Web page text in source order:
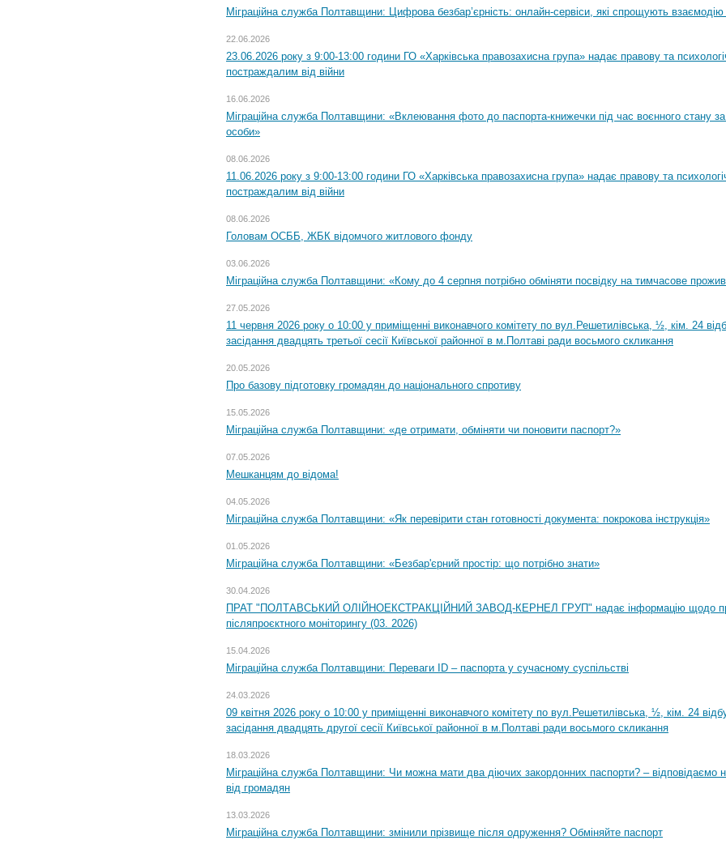
Міграційна служба Полтавщини: Цифрова безбар’єрність: онлайн-сервіси, які спрощують
22.06.2026
23.06.2026 року з 9:00-13:00 години ГО «Харківська правозахисна група» надає правову та
постраждалим від війни
16.06.2026
Міграційна служба Полтавщини: «Вклеювання фото до паспорта-книжечки під час воєнного стану
особи»
08.06.2026
11.06.2026 року з 9:00-13:00 години ГО «Харківська правозахисна група» надає правову та
постраждалим від війни
08.06.2026
Головам ОСББ, ЖБК відомчого житлового фонду
03.06.2026
Міграційна служба Полтавщини: «Кому до 4 серпня потрібно обміняти посвідку на тимчасове
27.05.2026
11 червня 2026 року о 10:00 у приміщенні виконавчого комітету по вул.Решетилівська, ½, кім. 24
засідання двадцять третьої сесії Київської районної в м.Полтаві ради восьмого скликання
20.05.2026
Про базову підготовку громадян до національного спротиву
15.05.2026
Міграційна служба Полтавщини: «де отримати, обміняти чи поновити паспорт?»
07.05.2026
Мешканцям до відома!
04.05.2026
Міграційна служба Полтавщини: «Як перевірити стан готовності документа: покрокова інструкція»
01.05.2026
Міграційна служба Полтавщини: «Безбар'єрний простір: що потрібно знати»
30.04.2026
ПРАТ "ПОЛТАВСЬКИЙ ОЛІЙНОЕКСТРАКЦІЙНИЙ ЗАВОД-КЕРНЕЛ ГРУП" надає інформацію щодо
післяпроєктного моніторингу (03. 2026)
15.04.2026
Міграційна служба Полтавщини: Переваги ID – паспорта у сучасному суспільстві
24.03.2026
09 квітня 2026 року о 10:00 у приміщенні виконавчого комітету по вул.Решетилівська, ½, кім. 24
засідання двадцять другої сесії Київської районної в м.Полтаві ради восьмого скликання
18.03.2026
Міграційна служба Полтавщини: Чи можна мати два діючих закордонних паспорти? – відповідаємо
від громадян
13.03.2026
Міграційна служба Полтавщини: змінили прізвище після одруження? Обміняйте паспорт